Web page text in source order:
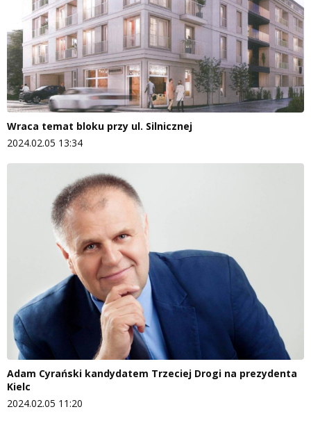
Wraca temat bloku przy ul. Silnicznej
2024.02.05 13:34
Adam Cyrański kandydatem Trzeciej Drogi na prezydenta
Kielc
2024.02.05 11:20